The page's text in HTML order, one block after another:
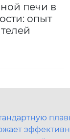
печи в
опыт